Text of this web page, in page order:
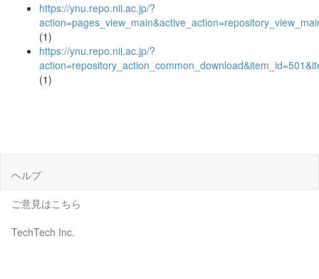
https://ynu.repo.nii.ac.jp/?
(1)
https://ynu.repo.nii.ac.jp/?
(1)
ヘルプ
ご意見はこちら
TechTech Inc.